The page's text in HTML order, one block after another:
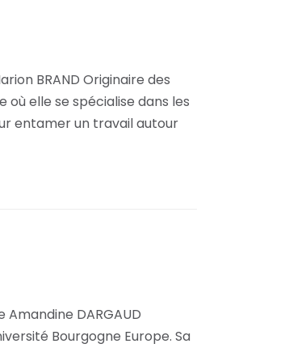
BRAND Originaire des
où elle se spécialise dans les
entamer un travail autour
Amandine DARGAUD
Bourgogne Europe. Sa